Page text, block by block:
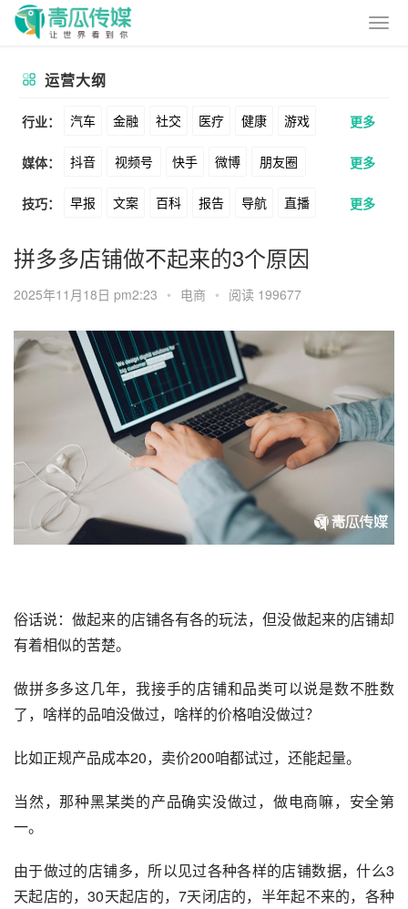
运营大纲
行业： 汽车 金融 社交 医疗 健康 游戏
动漫 美妆 美食 家装 教育 婚纱
酒旅 母婴 宠物 文娱 跨境 科技
广告 元宇宙 房地产
更多
媒体： 抖音 视频号 快手 微博 朋友圈
公众号 B站 小红书 头条 知乎
Soul 360 百度 搜狗 爱奇艺 美柚
美图 最右 神马 谷歌 Facebook
Tiktok YouTube Yahoo Bing
更多
技巧： 早报 文案 百科 报告 导航 直播
卖货 脚本 话术 电商 私域 社群
涨粉 广告 推广 方案 策划 案例
数据 拉新 活动 用户 游戏 海外
KOL 元宇宙 跨境 青瓜通
更多
拼多多店铺做不起来的3个原因
2025年11月18日 pm2:23 • 电商 • 阅读 199677
俗话说：做起来的店铺各有各的玩法，但没做起来的店铺却
有着相似的苦楚。
做拼多多这几年，我接手的店铺和品类可以说是数不胜数
了，啥样的品咱没做过，啥样的价格咱没做过？
比如正规产品成本20，卖价200咱都试过，还能起量。
当然，那种黑某类的产品确实没做过，做电商嘛，安全第
一。
由于做过的店铺多，所以见过各种各样的店铺数据，什么3
天起店的，30天起店的，7天闭店的，半年起不来的，各种